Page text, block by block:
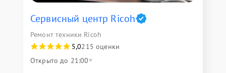
Сервисный центр Ricoh
Ремонт техники Ricoh
5,0215 оценки
Открыто до 21:00